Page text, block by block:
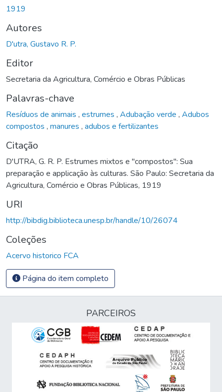
1919
Autores
D'utra, Gustavo R. P.
Editor
Secretaria da Agricultura, Comércio e Obras Públicas
Palavras-chave
Resíduos de animais , estrumes , Adubação verde , Adubos
compostos , manures , adubos e fertilizantes
Citação
D'UTRA, G. R. P. Estrumes mixtos e "compostos": Sua
preparação e applicação às culturas. São Paulo: Secretaria da
Agricultura, Comércio e Obras Públicas, 1919
URI
http://bibdig.biblioteca.unesp.br/handle/10/26074
Coleções
Acervo historico FCA
Página do item completo
PARCEIROS